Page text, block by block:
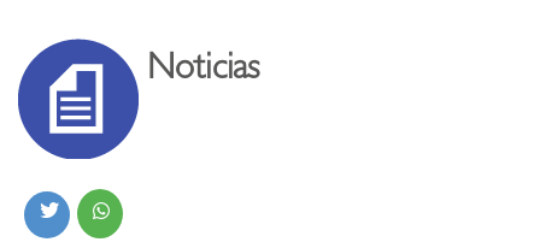
Noticias